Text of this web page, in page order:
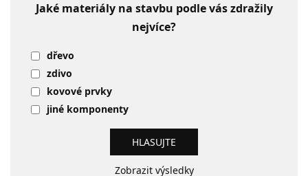
Jaké materiály na stavbu podle vás zdražily
nejvíce?
dřevo
zdivo
kovové prvky
jiné komponenty
Zobrazit výsledky